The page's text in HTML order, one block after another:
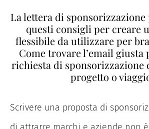
La lettera di sponsorizzazione
questi consigli per creare
flessibile da utilizzare per
Come trovare l’email giusta
richiesta di sponsorizzazione
progetto o
Scrivere una proposta di